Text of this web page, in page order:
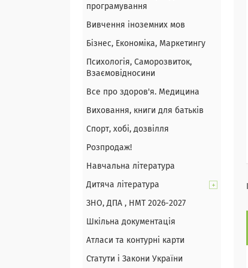
програмування
Вивчення іноземних мов
Бізнес, Економіка, Маркетингу
Психологія, Саморозвиток,
Взаємовідносини
Все про здоров'я. Медицина
Виховання, книги для батьків
Спорт, хобі, дозвілля
Розпродаж!
Навчальна література
Дитяча література
ЗНО, ДПА , НМТ 2026-2027
Шкільна документація
Атласи та контурні карти
Статути і Закони України